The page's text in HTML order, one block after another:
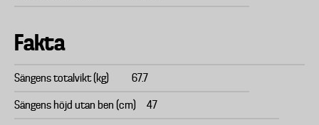
Fakta
Sängens totalvikt (kg) 67.7
Sängens höjd utan ben (cm) 47